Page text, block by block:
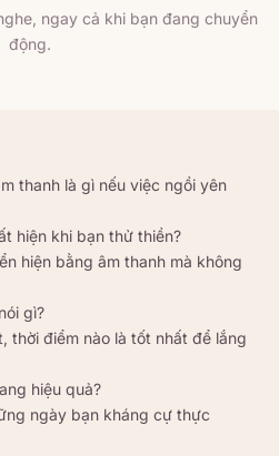
ngay cả khi bạn đang chuyển
động.
thanh là gì nếu việc ngồi yên
hiện khi bạn thử thiền?
hiện bằng âm thanh mà không
gì?
thời điểm nào là tốt nhất để lắng
hiệu quả?
ngày bạn kháng cự thực